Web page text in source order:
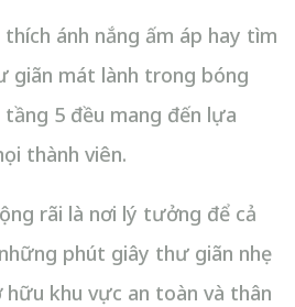
ánh nắng ấm áp hay tìm
giãn mát lành trong bóng
5 đều mang đến lựa
thành viên.
rãi là nơi lý tưởng để cả
phút giây thư giãn nhẹ
khu vực an toàn và thân